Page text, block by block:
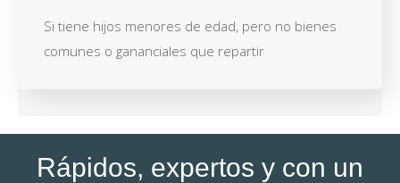
Si tiene hijos menores de edad, pero no bienes
comunes o gananciales que repartir
Rápidos, expertos y con un